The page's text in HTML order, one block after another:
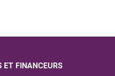
ET FINANCEURS